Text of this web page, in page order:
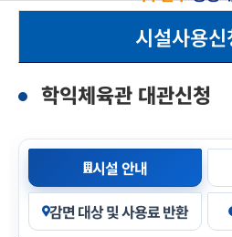
시설사용
학익체육관 대관신청
시설 안내
감면 대상 및 사용료 반환